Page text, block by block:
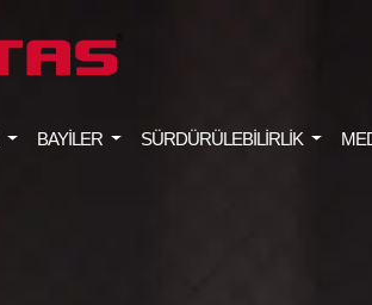
BAYİLER SÜRDÜRÜLEBİLİRLİK